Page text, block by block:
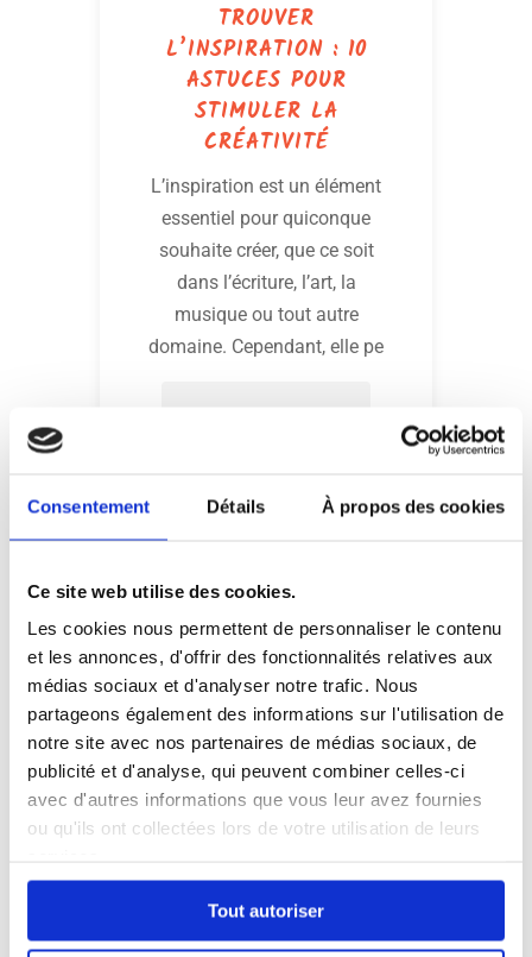
Consentement Détails À propos des cookies
Ce site web utilise des cookies.
Les cookies nous permettent de personnaliser le contenu
et les annonces, d'offrir des fonctionnalités relatives aux
médias sociaux et d'analyser notre trafic. Nous
partageons également des informations sur l'utilisation de
notre site avec nos partenaires de médias sociaux, de
publicité et d'analyse, qui peuvent combiner celles-ci
avec d'autres informations que vous leur avez fournies
ou qu'ils ont collectées lors de votre utilisation de leurs
Tout autoriser
TROUVER
L’INSPIRATION : 10
ASTUCES POUR
STIMULER LA
CRÉATIVITÉ
L’inspiration est un élément
essentiel pour quiconque
souhaite créer, que ce soit
dans l’écriture, l’art, la
musique ou tout autre
domaine. Cependant, elle pe
5 RAISONS D’OSER LE
SLAM
artistique très complète et
permet d’acquérir des
compétences que l’on peut